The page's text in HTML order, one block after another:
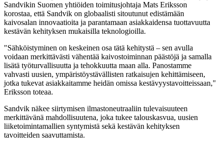
Sandvikin Suomen yhtiöiden toimitusjohtaja Mats Eriksson
korostaa, että Sandvik on globaalisti sitoutunut edistämään
kaivosalan innovaatioita ja parantamaan asiakkaidensa tuottavuutta
kestävän kehityksen mukaisilla teknologioilla.
"Sähköistyminen on keskeinen osa tätä kehitystä – sen avulla
voidaan merkittävästi vähentää kaivostoiminnan päästöjä ja samalla
lisätä työturvallisuutta ja tehokkuutta maan alla. Panostamme
vahvasti uusien, ympäristöystävällisten ratkaisujen kehittämiseen,
jotka tukevat asiakkaitamme heidän omissa kestävyystavoitteissaan,"
Eriksson toteaa.
Sandvik näkee siirtymisen ilmastoneutraaliin tulevaisuuteen
merkittävänä mahdollisuutena, joka tukee talouskasvua, uusien
liiketoimintamallien syntymistä sekä kestävän kehityksen
tavoitteiden saavuttamista.